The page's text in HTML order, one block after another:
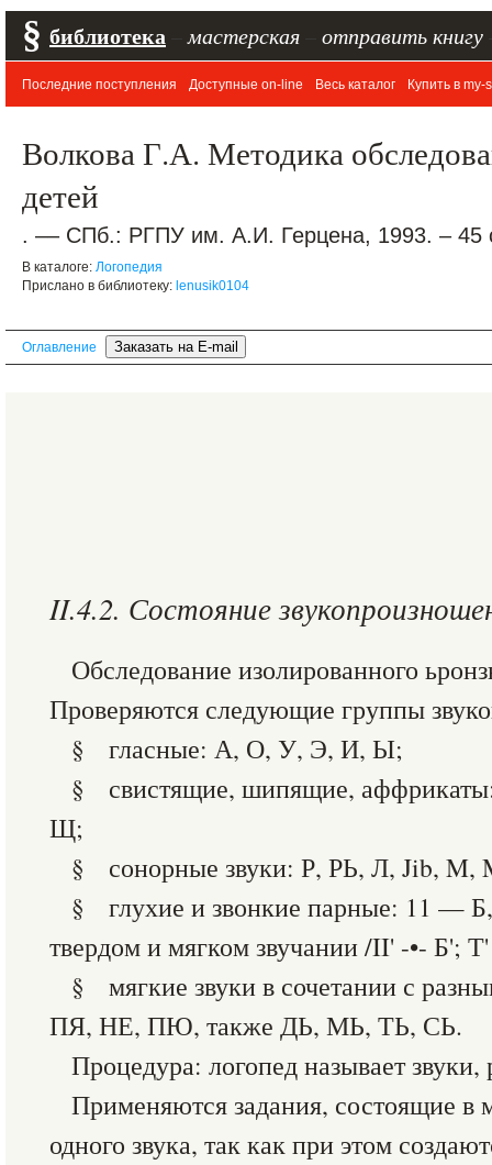
§ библиотека мастерская отправить книгу
Последние поступления Доступные on-line Весь каталог Купить в my-
Волкова Г.А. Методика
детей
. –– СПб.: РГПУ им. А.И. Герцена, 1993. – 45
В каталоге: Логопедия
Прислано в библиотеку: lenusik0104
Оглавление
II.4.2. Состояние
Обследование изолированного
Проверяются следующие группы
§ гласные: А, О, У, Э, И, Ы;
§ свистящие, шипящие,
Щ;
§ сонорные звуки: Р, РЬ, Л, Jib, M,
§ глухие и звонкие парные: 11
твердом и мягком звучании /II' -•-
§ мягкие звуки в сочетании с
ПЯ, НЕ, ПЮ, также ДЬ, МЬ, ТЬ, СЬ.
Процедура: логопед называет звуки,
Применяются задания, состоящие в
одного звука, так как при этом